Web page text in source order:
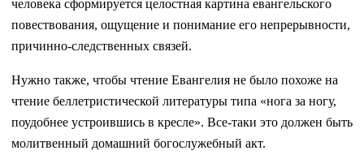
человека сформируется целостная картина евангельского
повествования, ощущение и понимание его непрерывности,
причинно-следственных связей.
Нужно также, чтобы чтение Евангелия не было похоже на
чтение беллетристической литературы типа «нога за ногу,
поудобнее устроившись в кресле». Все-таки это должен быть
молитвенный домашний богослужебный акт.